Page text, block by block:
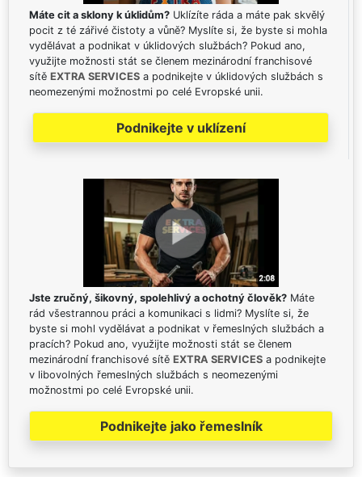
Máte cit a sklony k úklidům? Uklízíte ráda a máte pak skvělý
pocit z té zářivé čistoty a vůně? Myslíte si, že byste si mohla
vydělávat a podnikat v úklidových službách? Pokud ano,
využijte možnosti stát se členem mezinárodní franchisové
sítě EXTRA SERVICES a podnikejte v úklidových službách s
neomezenými možnostmi po celé Evropské unii.
Podnikejte v uklízení
Jste zručný, šikovný, spolehlivý a ochotný člověk? Máte
rád všestrannou práci a komunikaci s lidmi? Myslíte si, že
byste si mohl vydělávat a podnikat v řemeslných službách a
pracích? Pokud ano, využijte možnosti stát se členem
mezinárodní franchisové sítě EXTRA SERVICES a podnikejte
v libovolných řemeslných službách s neomezenými
možnostmi po celé Evropské unii.
Podnikejte jako řemeslník